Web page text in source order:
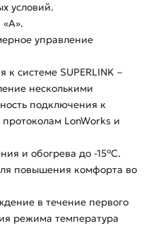
условий.
«А».
управление
системе SUPERLINK –
несколькими
подключения к
LonWorks и
и обогрева до -15°С.
повышения комфорта во
в течение первого
режима температура